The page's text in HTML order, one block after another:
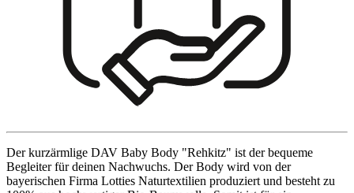
Der kurzärmlige DAV Baby Body "Rehkitz" ist der bequeme
Begleiter für deinen Nachwuchs. Der Body wird von der
bayerischen Firma Lotties Naturtextilien produziert und besteht zu